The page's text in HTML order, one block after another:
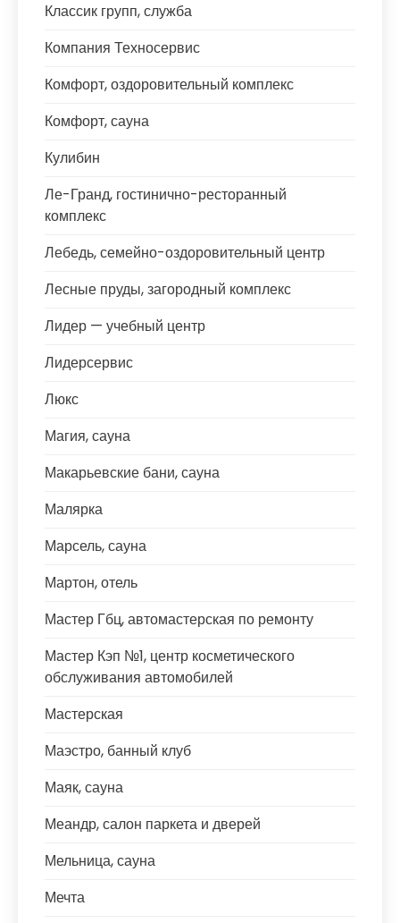
Классик групп, служба
Компания Техносервис
Комфорт, оздоровительный комплекс
Комфорт, сауна
Кулибин
Ле-Гранд, гостинично-ресторанный
комплекс
Лебедь, семейно-оздоровительный центр
Лесные пруды, загородный комплекс
Лидер — учебный центр
Лидерсервис
Люкс
Магия, сауна
Макарьевские бани, сауна
Малярка
Марсель, сауна
Мартон, отель
Мастер Гбц, автомастерская по ремонту
Мастер Кэп №1, центр косметического
обслуживания автомобилей
Мастерская
Маэстро, банный клуб
Маяк, сауна
Меандр, салон паркета и дверей
Мельница, сауна
Мечта